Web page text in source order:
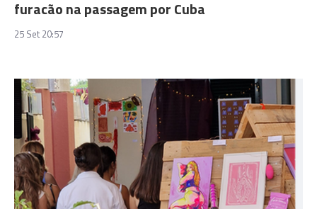
furacão na passagem por Cuba
25 Set 20:57